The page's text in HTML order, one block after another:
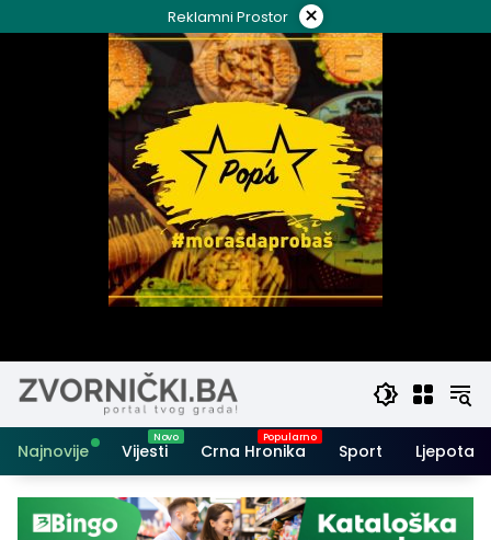
to
Reklamni Prostor ×
Najnovije Vijesti Crna Hronika Sport Ljepota i